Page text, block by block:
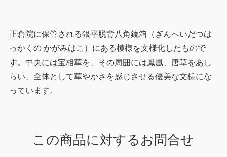
正倉院に保管される銀平脱背八角鏡箱（ぎんへいだつは
っかくの かがみはこ）にある模様を文様化したもので
す。中央には宝相華を、その周囲には鳳凰、唐草をあし
らい、全体として華やかさを感じさせる優美な文様にな
っています。
この商品に対するお問合せ